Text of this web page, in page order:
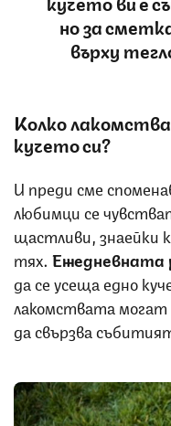
но за
върху
Колко
кучето си?
И преди сме
любимци се
щастливи, знаейки
тях. Ежедневната
да се усеща едно
лакомствата
да свързва